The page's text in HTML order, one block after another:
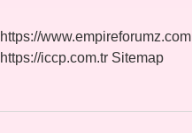
https://www.empireforumz.com
https://iccp.com.tr Sitemap